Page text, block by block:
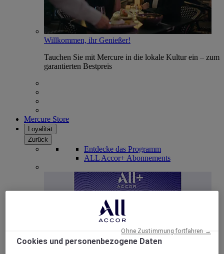
Willkommen, ihr Genießer!
Tauchen Sie mit Mercure in die lokale Kultur ein – zum
garantierten Bestpreis
Mercure Store
Loyalität
Zurück
Entdecke das Programm
ALL Accor+ Abonnements
Cookies und personenbezogene Daten
Ohne Zustimmung fortfahren →